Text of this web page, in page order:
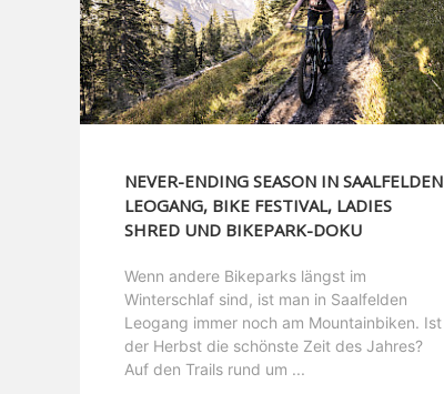
NEVER-ENDING SEASON IN SAALFELDEN
LEOGANG, BIKE FESTIVAL, LADIES
SHRED UND BIKEPARK-DOKU
Wenn andere Bikeparks längst im
Winterschlaf sind, ist man in Saalfelden
Leogang immer noch am Mountainbiken. Ist
der Herbst die schönste Zeit des Jahres?
Auf den Trails rund um ...